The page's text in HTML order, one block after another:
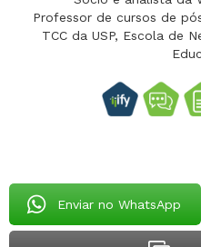
Professor de cursos de
TCC da USP, Escola de
Enviar no WhatsApp